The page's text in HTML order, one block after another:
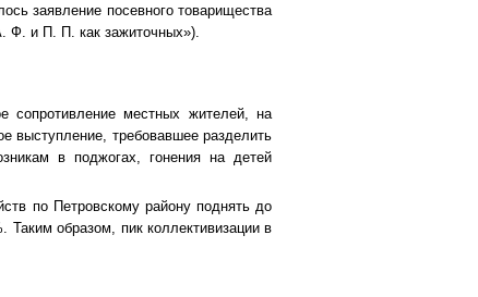
заявление посевного товарищества
Ф. и П. П. как зажиточных»).
сопротивление местных жителей, на
выступление, требовавшее разделить
в поджогах, гонения на детей
по Петровскому району поднять до
образом, пик коллективизации в